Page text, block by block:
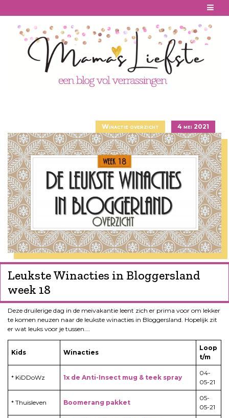
Winactie overzicht 4 mei 2021
Leukste Winacties in Bloggersland
week 18
Deze druilerige dag in de meivakantie leent zich er prima voor om lekker
te komen neuzen naar de leukste winacties in Bloggersland. Hopelijk zit
er wat leuks voor je tussen.…
Kids Winacties
Loop
t/m
* KiDDoWz 1x de Anti-Insect mug & teek spray
04-
05-21
* Thuisleven Boomerang pakket
05-
05-21